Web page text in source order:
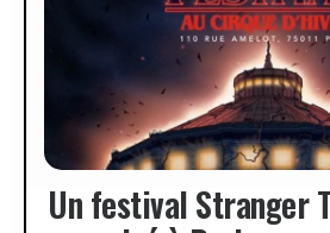
Un festival Stranger